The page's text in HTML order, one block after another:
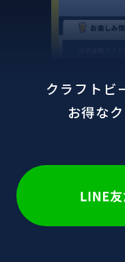
クラフトビ
お得な